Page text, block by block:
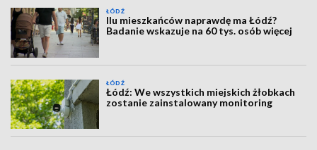
ŁÓDŹ
Ilu mieszkańców naprawdę ma Łódź?
Badanie wskazuje na 60 tys. osób więcej
ŁÓDŹ
Łódź: We wszystkich miejskich żłobkach
zostanie zainstalowany monitoring